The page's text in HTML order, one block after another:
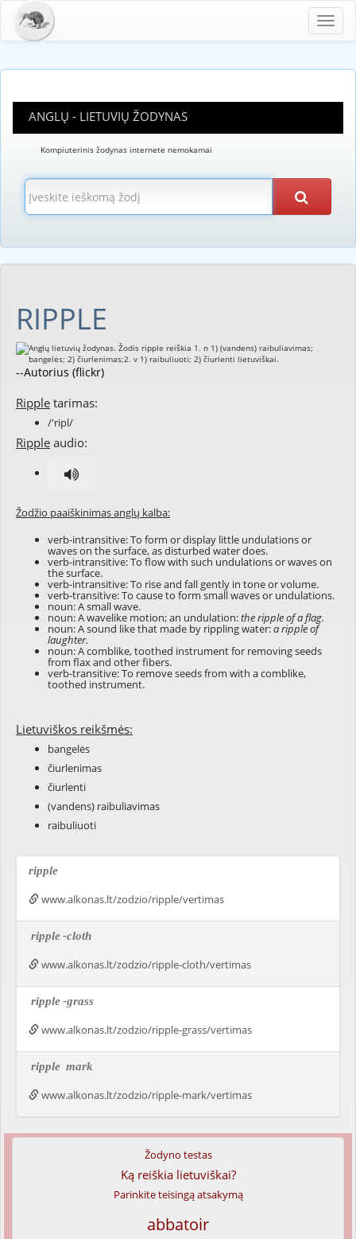
ANGLŲ - LIETUVIŲ ŽODYNAS
Kompiuterinis žodynas internete nemokamai
RIPPLE
--Autorius (flickr)
Ripple tarimas:
/'ripl/
Ripple audio:
Žodžio paaiškinimas anglų kalba:
verb-intransitive: To form or display little undulations or
waves on the surface, as disturbed water does.
verb-intransitive: To flow with such undulations or waves on
the surface.
verb-intransitive: To rise and fall gently in tone or volume.
verb-transitive: To cause to form small waves or undulations.
noun: A small wave.
noun: A wavelike motion; an undulation:the ripple of a flag.
noun: A sound like that made by rippling water:a ripple of
laughter.
noun: A comblike, toothed instrument for removing seeds
from flax and other fibers.
verb-transitive: To remove seeds from with a comblike,
toothed instrument.
Lietuviškos reikšmės:
bangelės
čiurlenimas
čiurlenti
(vandens) raibuliavimas
raibuliuoti
ripple
www.alkonas.lt/zodzio/ripple/vertimas
ripple-cloth
www.alkonas.lt/zodzio/ripple-cloth/vertimas
ripple-grass
www.alkonas.lt/zodzio/ripple-grass/vertimas
ripple mark
www.alkonas.lt/zodzio/ripple-mark/vertimas
Žodyno testas
Ką reiškia lietuviškai?
Parinkite teisingą atsakymą
abbatoir